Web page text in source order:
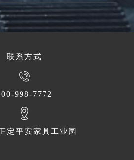
联系方式
998-7772
定平安家具工业园